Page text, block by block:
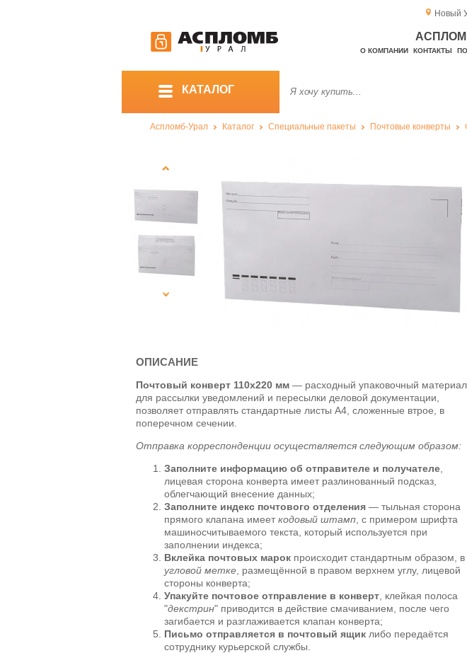
Новый
О КОМПАНИИ КОНТАКТЫ
КАТАЛОГ
Аспломб-Урал Каталог Специальные пакеты Почтовые конверты
ОПИСАНИЕ
Почтовый конверт 110х220 мм — расходный упаковочный материал,
для рассылки уведомлений и пересылки деловой документации,
позволяет отправлять стандартные листы А4, сложенные втрое, в
поперечном сечении.
Отправка корреспонденции осуществляется следующим образом:
Заполните информацию об отправителе и получателе
лицевая сторона конверта имеет разлинованный подсказ,
облегчающий внесение данных;
Заполните индекс почтового отделения — тыльная сторона
прямого клапана имееткодовый штамп , с примером шрифта
машиносчитываемого текста, который используется при
заполнении индекса;
Вклейка почтовых марок происходит стандартным образом, в
угловой метке , размещённой в правом верхнем углу, лицевой
стороны конверта;
Упакуйте почтовое отправление в конверт , клейкая полоса
"декстрин" приводится в действие смачиванием, после чего
загибается и разглаживается клапан конверта;
Письмо отправляется в почтовый ящик либо передаётся
сотруднику курьерской службы.